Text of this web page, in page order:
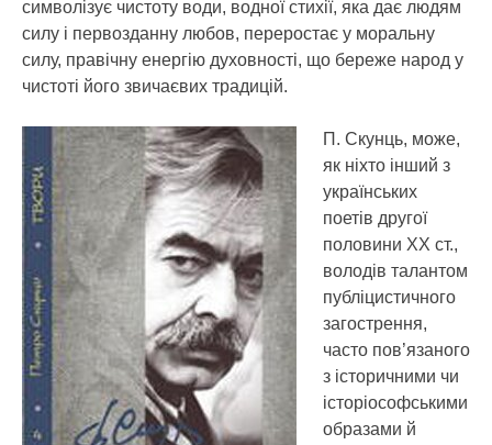
символізує чистоту води, водної стихії, яка дає людям
силу і первозданну любов, переростає у моральну
силу, правічну енергію духовності, що береже народ у
чистоті його звичаєвих традицій.
П. Скунць, може,
як ніхто інший з
українських
поетів другої
половини ХХ ст.,
володів талантом
публіцистичного
загострення,
часто пов’язаного
з історичними чи
історіософськими
образами й